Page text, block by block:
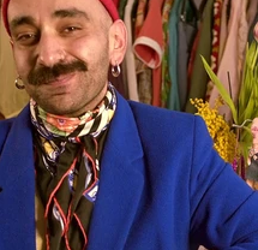
überall
Baukasten
ohne
erstellen
noch heute online
Rankingcoach
Schnell und
Premium
Individuelle